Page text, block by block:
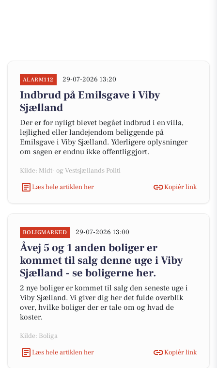
ALARM112 29-07-2026 13:20
Indbrud på Emilsgave i Viby
Sjælland
Der er for nyligt blevet begået indbrud i en villa,
lejlighed eller landejendom beliggende på
Emilsgave i Viby Sjælland. Yderligere oplysninger
om sagen er endnu ikke offentliggjort.
Kilde: Midt- og Vestsjællands Politi
Læs hele artiklen her
Kopiér link
BOLIGMARKED 29-07-2026 13:00
Åvej 5 og 1 anden boliger er
kommet til salg denne uge i Viby
Sjælland - se boligerne her.
2 nye boliger er kommet til salg den seneste uge i
Viby Sjælland. Vi giver dig her det fulde overblik
over, hvilke boliger der er tale om og hvad de
koster.
Kilde: Boliga
Læs hele artiklen her
Kopiér link